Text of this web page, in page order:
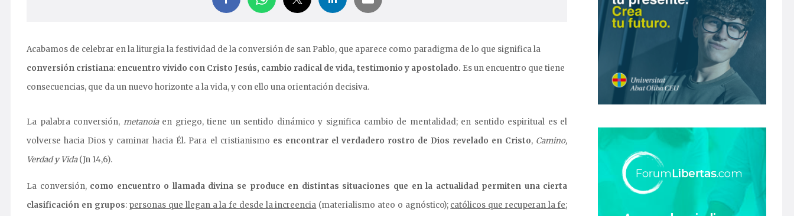
Acabamos de celebrar en la liturgia la festividad de la conversión de san Pablo, que aparece como paradigma de lo que significa la
conversión cristiana: encuentro vivido con Cristo Jesús, cambio radical de vida, testimonio y apostolado. Es un encuentro que tiene
consecuencias, que da un nuevo horizonte a la vida, y con ello una orientación decisiva.
La palabra conversión, metanoiaen griego, tiene un sentido dinámico y significa cambio de mentalidad; en sentido espiritual es el
volverse hacia Dios y caminar hacia Él. Para el cristianismo es encontrar el verdadero rostro de Dios revelado en Cristo, Camino,
Verdad y Vida(Jn 14,6).
La conversión, como encuentro o llamada divina se produce en distintas situaciones que en la actualidad permiten una cierta
clasificación en grupos: personas que llegan a la fe desde la increencia (materialismo ateo o agnóstico); católicos que recuperan la fe;